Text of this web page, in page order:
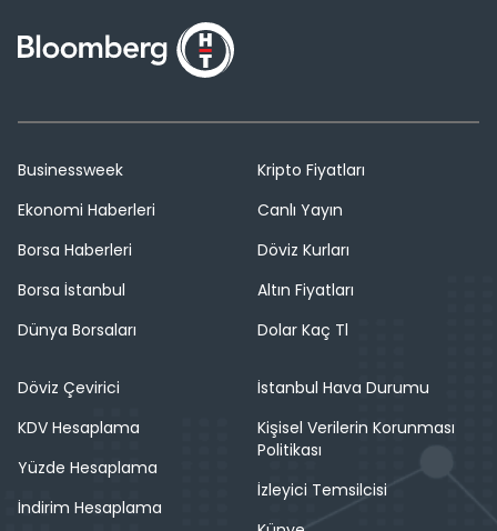
Businessweek
Ekonomi Haberleri
Borsa Haberleri
Borsa İstanbul
Dünya Borsaları
Kripto Fiyatları
Canlı Yayın
Döviz Kurları
Altın Fiyatları
Dolar Kaç Tl
Döviz Çevirici
KDV Hesaplama
Yüzde Hesaplama
İndirim Hesaplama
İstanbul Hava Durumu
Kişisel Verilerin Korunması
Politikası
İzleyici Temsilcisi